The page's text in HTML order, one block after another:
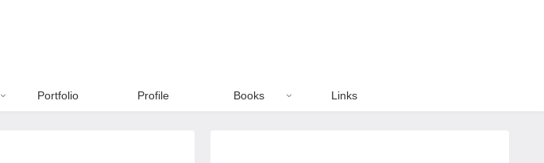
Portfolio Profile Books Links